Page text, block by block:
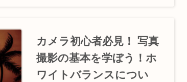
カメラ初心者必見！ 写真
撮影の基本を学ぼう！ホ
ワイトバランスについ